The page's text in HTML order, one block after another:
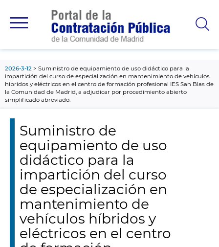
principal
2026-3-12
Suministro de equipamiento de uso didáctico para la
impartición del curso de especialización en mantenimiento de vehículos
híbridos y eléctricos en el centro de formación profesional IES San Blas de
la Comunidad de Madrid, a adjudicar por procedimiento abierto
simplificado abreviado.
Suministro de
equipamiento de uso
didáctico para la
impartición del curso
de especialización en
mantenimiento de
vehículos híbridos y
eléctricos en el centro